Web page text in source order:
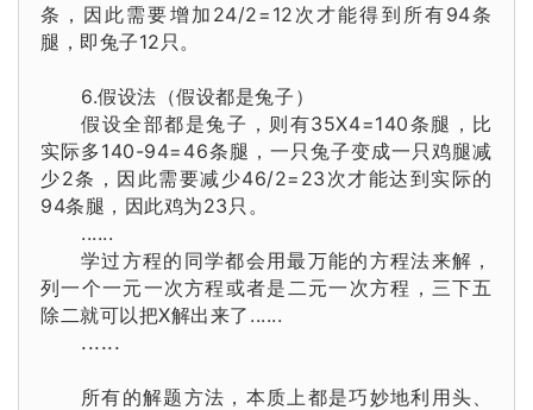
条，因此需要增加 24/2=12次才能得到所有94条
腿，即兔子12只。
6.假设法（假设都是兔子 ）
假设全部都是兔子 ，则有35X4=140条腿，比
实际多140-94=46条腿 ，一只兔子变成一只鸡腿减
少2条 ，因此需要减少46/2=23次才能达到实际的
94条腿，因此鸡为23只。
......
学过方程的同学都会用最万能的方程法来解，
列一个一元一次方程或者是二元一次方程，三下五
除二就可以把X解出来了......
......
所有的解题方法，本质上都是巧妙地利用头、